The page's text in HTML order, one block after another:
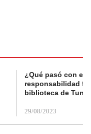
¿Qué pasó con el
responsabilidad
biblioteca de
29/08/2023